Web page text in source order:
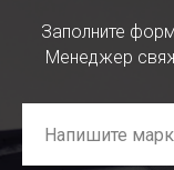
Заполните
Менеджер